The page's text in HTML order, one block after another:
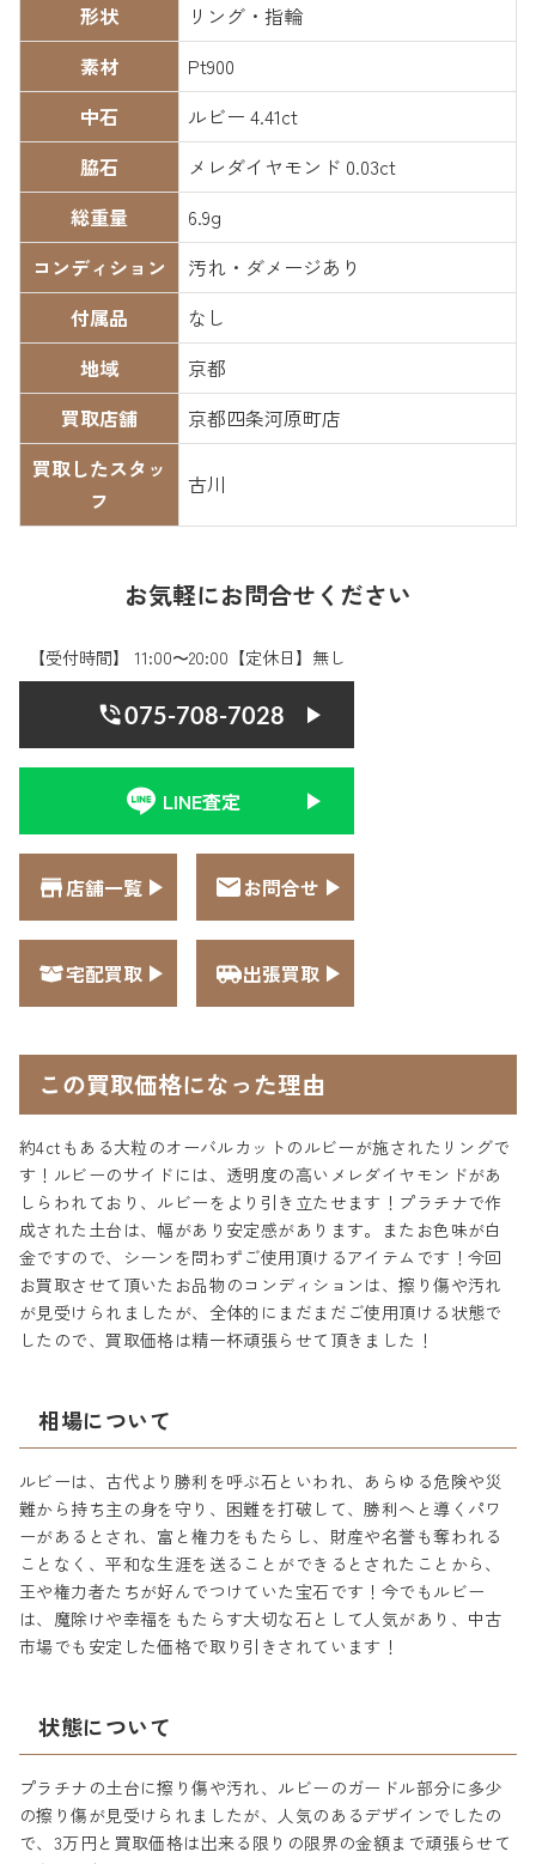
形状
リング・指輪
素材
Pt900
中石
ルビー 4.41ct
脇石
メレダイヤモンド 0.03ct
総重量
6.9g
コンディション
汚れ・ダメージあり
付属品
なし
地域
京都
買取店舗
京都四条河原町店
買取したスタッ
フ
古川
お気軽にお問合せください
【受付時間】 11:00〜20:00【定休日】無し
075-708-7028
LINE査定
店舗一覧 お問合せ
宅配買取 出張買取
この買取価格になった理由
約4ctもある大粒のオーバルカットのルビーが施されたリングで
す！ルビーのサイドには、透明度の高いメレダイヤモンドがあ
しらわれており、ルビーをより引き立たせます！プラチナで作
成された土台は、幅があり安定感があります。またお色味が白
金ですので、シーンを問わずご使用頂けるアイテムです！今回
お買取させて頂いたお品物のコンディションは、擦り傷や汚れ
が見受けられましたが、全体的にまだまだご使用頂ける状態で
したので、買取価格は精一杯頑張らせて頂きました！
相場について
ルビーは、古代より勝利を呼ぶ石といわれ、あらゆる危険や災
難から持ち主の身を守り、困難を打破して、勝利へと導くパワ
ーがあるとされ、富と権力をもたらし、財産や名誉も奪われる
ことなく、平和な生涯を送ることができるとされたことから、
王や権力者たちが好んでつけていた宝石です！今でもルビー
は、魔除けや幸福をもたらす大切な石として人気があり、中古
市場でも安定した価格で取り引きされています！
状態について
プラチナの土台に擦り傷や汚れ、ルビーのガードル部分に多少
の擦り傷が見受けられましたが、人気のあるデザインでしたの
で、3万円と買取価格は出来る限りの限界の金額まで頑張らせて